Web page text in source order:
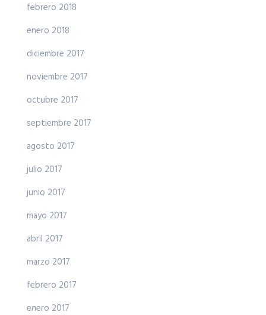
febrero 2018
enero 2018
diciembre 2017
noviembre 2017
octubre 2017
septiembre 2017
agosto 2017
julio 2017
junio 2017
mayo 2017
abril 2017
marzo 2017
febrero 2017
enero 2017